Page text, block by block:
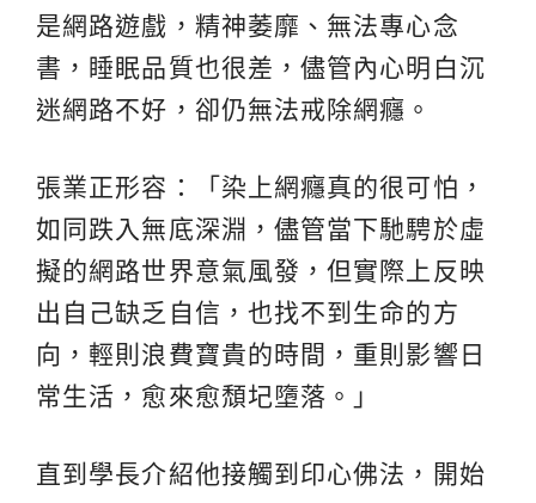
是網路遊戲，精神萎靡、無法專心念
書，睡眠品質也很差，儘管內心明白沉
迷網路不好，卻仍無法戒除網癮。
張業正形容：「染上網癮真的很可怕，
如同跌入無底深淵，儘管當下馳騁於虛
擬的網路世界意氣風發，但實際上反映
出自己缺乏自信，也找不到生命的方
向，輕則浪費寶貴的時間，重則影響日
常生活，愈來愈頹圮墮落。」
直到學長介紹他接觸到印心佛法，開始